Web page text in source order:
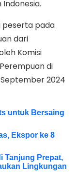
peserta pada
dari
Komisi
di
2024
untuk Bersaing
Ekspor ke 8
Tanjung Prepat,
Lingkungan